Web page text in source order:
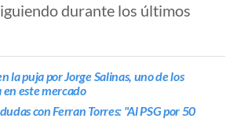
durante los últimos
la puja por Jorge Salinas, uno de los
este mercado
con Ferran Torres: "Al PSG por 50